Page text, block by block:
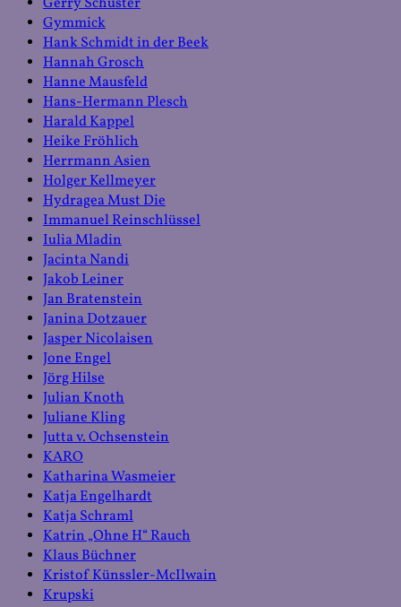
Gerry Schuster
Gymmick
Hank Schmidt in der Beek
Hannah Grosch
Hanne Mausfeld
Hans-Hermann Plesch
Harald Kappel
Heike Fröhlich
Herrmann Asien
Holger Kellmeyer
Hydragea Must Die
Immanuel Reinschlüssel
Iulia Mladin
Jacinta Nandi
Jakob Leiner
Jan Bratenstein
Janina Dotzauer
Jasper Nicolaisen
Jone Engel
Jörg Hilse
Julian Knoth
Juliane Kling
Jutta v. Ochsenstein
KARO
Katharina Wasmeier
Katja Engelhardt
Katja Schraml
Katrin „Ohne H“ Rauch
Klaus Büchner
Kristof Künssler-McIlwain
Krupski